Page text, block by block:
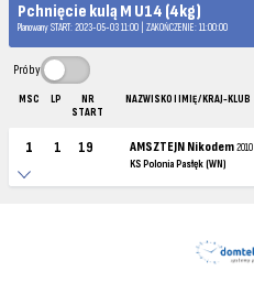
Pchnięcie kulą M U14 (4kg)
Planowany START: 2023-05-03 11:00 | ZAKOŃCZENIE: 11:00:00
Próby
MSC LP
NR
START
NAZWISKO I IMIĘ / KRAJ-KLUB
1 1 19 AMSZTEJN Nikodem2010
KS Polonia Pasłęk (WN)